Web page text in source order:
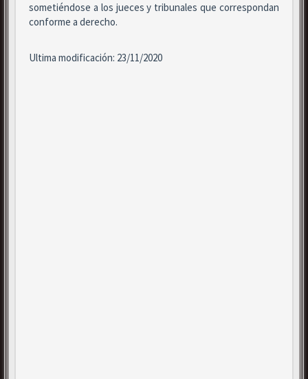
sometiéndose a los jueces y tribunales que correspondan
conforme a derecho.
Ultima modificación: 23/11/2020